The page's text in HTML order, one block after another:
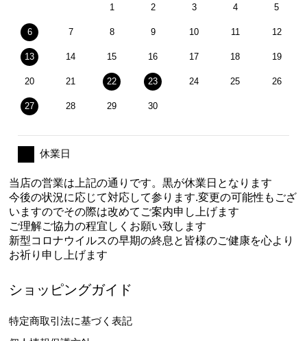
1 2 3 4 5
6 7 8 9 10 11 12
13 14 15 16 17 18 19
20 21 22 23 24 25 26
27 28 29 30
休業日
当店の営業は上記の通りです。黒が休業日となります
今後の状況に応じて対応して参ります.変更の可能性もござ
いますのでその際は改めてご案内申し上げます
ご理解ご協力の程宜しくお願い致します
新型コロナウイルスの早期の終息と皆様のご健康を心より
お祈り申し上げます
ショッピングガイド
特定商取引法に基づく表記